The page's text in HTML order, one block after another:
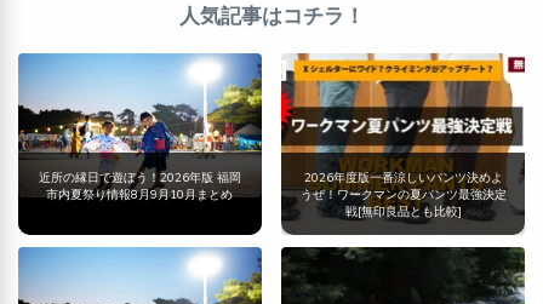
人気記事はコチラ！
近所の縁日で遊ぼう！2026年版 福岡
市内夏祭り情報8月9月10月まとめ
2026年度版一番涼しいパンツ決めよ
うぜ！ワークマンの夏パンツ最強決定
戦[無印良品とも比較]